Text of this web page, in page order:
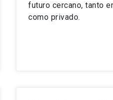
principalmente a
expectativas profesionales,
de graduación de diciembre
futuro cercano, tanto
como privado.